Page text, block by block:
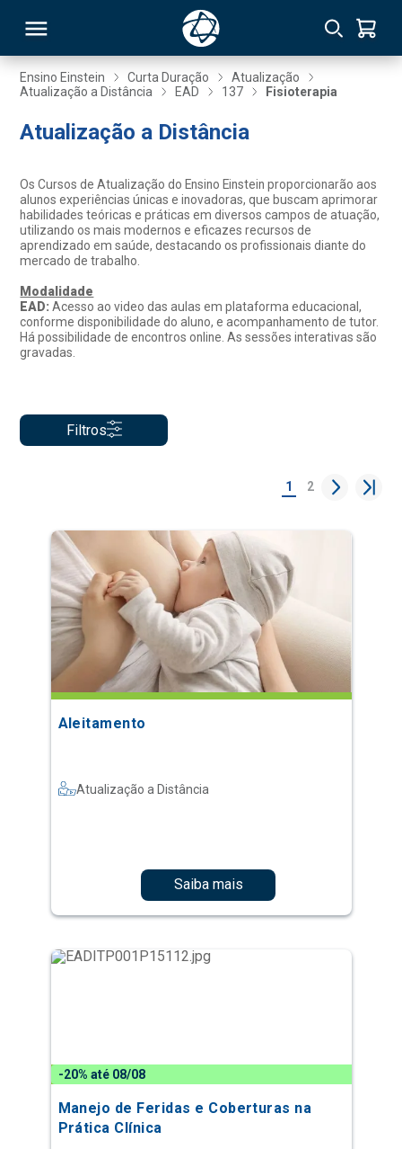
Ensino Einstein Curta Duração
Atualização
Atualização a Distância
EAD 137 Fisioterapia
Atualização a Distância
Os Cursos de Atualização do Ensino Einstein proporcionarão aos
alunos experiências únicas e inovadoras, que buscam aprimorar
habilidades teóricas e práticas em diversos campos de atuação,
utilizando os mais modernos e eficazes recursos de
aprendizado em saúde, destacando os profissionais diante do
mercado de trabalho.
Modalidade
EAD:Acesso ao video das aulas em plataforma educacional,
conforme disponibilidade do aluno, e acompanhamento de tutor.
Há possibilidade de encontros online. As sessões interativas são
gravadas.
Filtros
1 2
Aleitamento
Atualização a Distância
Saiba mais
-20% até 08/08
Manejo de Feridas e Coberturas na
Prática Clínica